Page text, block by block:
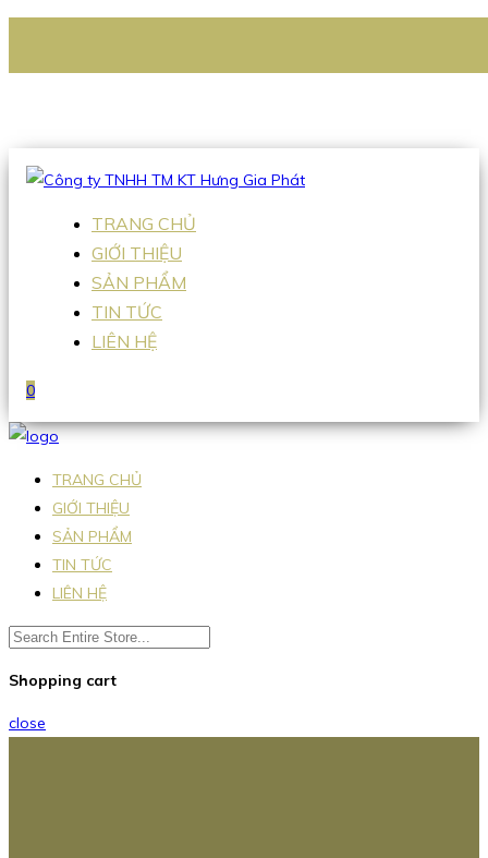
Hotline:0938 336 079
TRANG CHỦ
GIỚI THIỆU
SẢN PHẨM
TIN TỨC
LIÊN HỆ
0
TRANG CHỦ
GIỚI THIỆU
SẢN PHẨM
TIN TỨC
LIÊN HỆ
Shopping cart
close